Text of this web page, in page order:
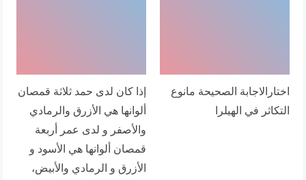
اختارالاجابة الصحيحة مانوع
التكاثر في الهيلرا
إذا كان لدى حمد ثلاثة قمصان
ألوانها هي الأزرق والرمادي
والأصفر و لدى عمر أربعة
قمصان ألوانها هي الأسود و
الأزرق و الرمادي والأبيض،